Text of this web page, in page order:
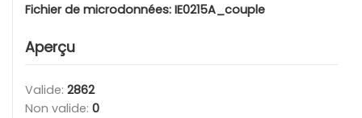
Fichier de microdonnées: IE0215A_couple
Aperçu
Valide: 2862
Non valide: 0